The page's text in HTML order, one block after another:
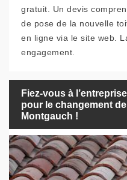
gratuit. Un devis
de pose de la nouvelle
en ligne via le site web.
engagement.
Fiez-vous à
pour le changement
Montgauch !